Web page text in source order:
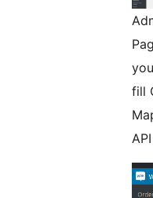
fill